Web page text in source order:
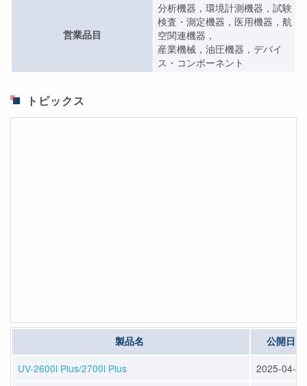
営業品目
分析機器，環境計測機器，試験
検査・測定機器，医用機器，航
空関連機器，
産業機械，油圧機器，デバイ
ス・コンポーネント
トピックス
製品名 公開日
UV-2600i Plus/2700i Plus
2025-04-08